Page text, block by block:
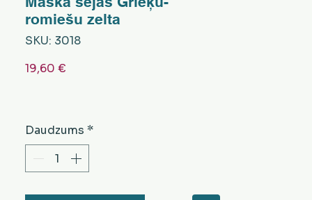
romiešu zelta
SKU: 3018
19,60 €
Daudzums *